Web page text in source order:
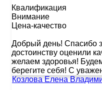
Квалификация
Внимание
Цена-качество
Добрый день! Спасибо
достоинству оценили
желаем здоровья!
берегите себя! С
Козлова Елена